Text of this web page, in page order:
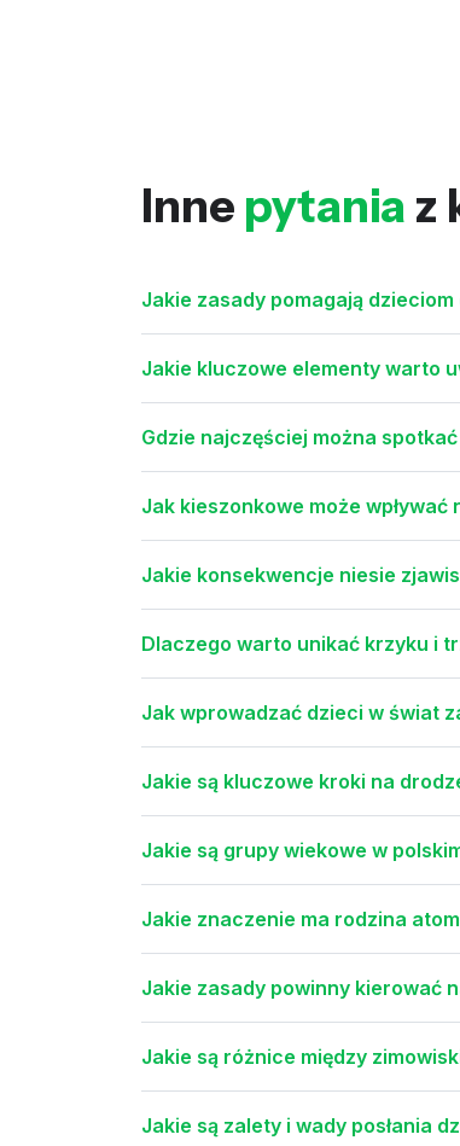
Inne pytania z
Jakie zasady pomagają
Jakie kluczowe elementy warto
Gdzie najczęściej można
Jak kieszonkowe może
Jakie konsekwencje niesie
Dlaczego warto unikać krzyku i
Jak wprowadzać dzieci w świat
Jakie są kluczowe kroki na
Jakie są grupy wiekowe w
Jakie znaczenie ma rodzina
Jakie zasady powinny kierować
Jakie są różnice między
Jakie są zalety i wady posłania